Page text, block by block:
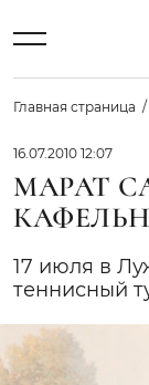
Главная страница
16.07.2010 12:07
МАРАТ
17 июля в
теннисный